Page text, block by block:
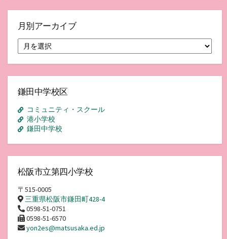
月別アーカイブ
別
ア
イ
鎌田中学校区
コミュニティ・スクール
港小学校
鎌田中学校
松阪市立第四小学校
〒515-0005
三重県松阪市鎌田町428-4
0598-51-0751
0598-51-6570
yon2es@matsusaka.ed.jp